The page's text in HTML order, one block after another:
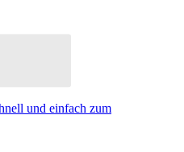
und einfach zum